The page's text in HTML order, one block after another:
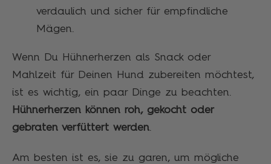
verdaulich und sicher für empfindliche
Mägen.
Wenn Du Hühnerherzen als Snack oder
Mahlzeit für Deinen Hund zubereiten möchtest,
ist es wichtig, ein paar Dinge zu beachten.
Hühnerherzen können roh, gekocht oder
gebraten verfüttert werden.
Am besten ist es, sie zu garen, um mögliche